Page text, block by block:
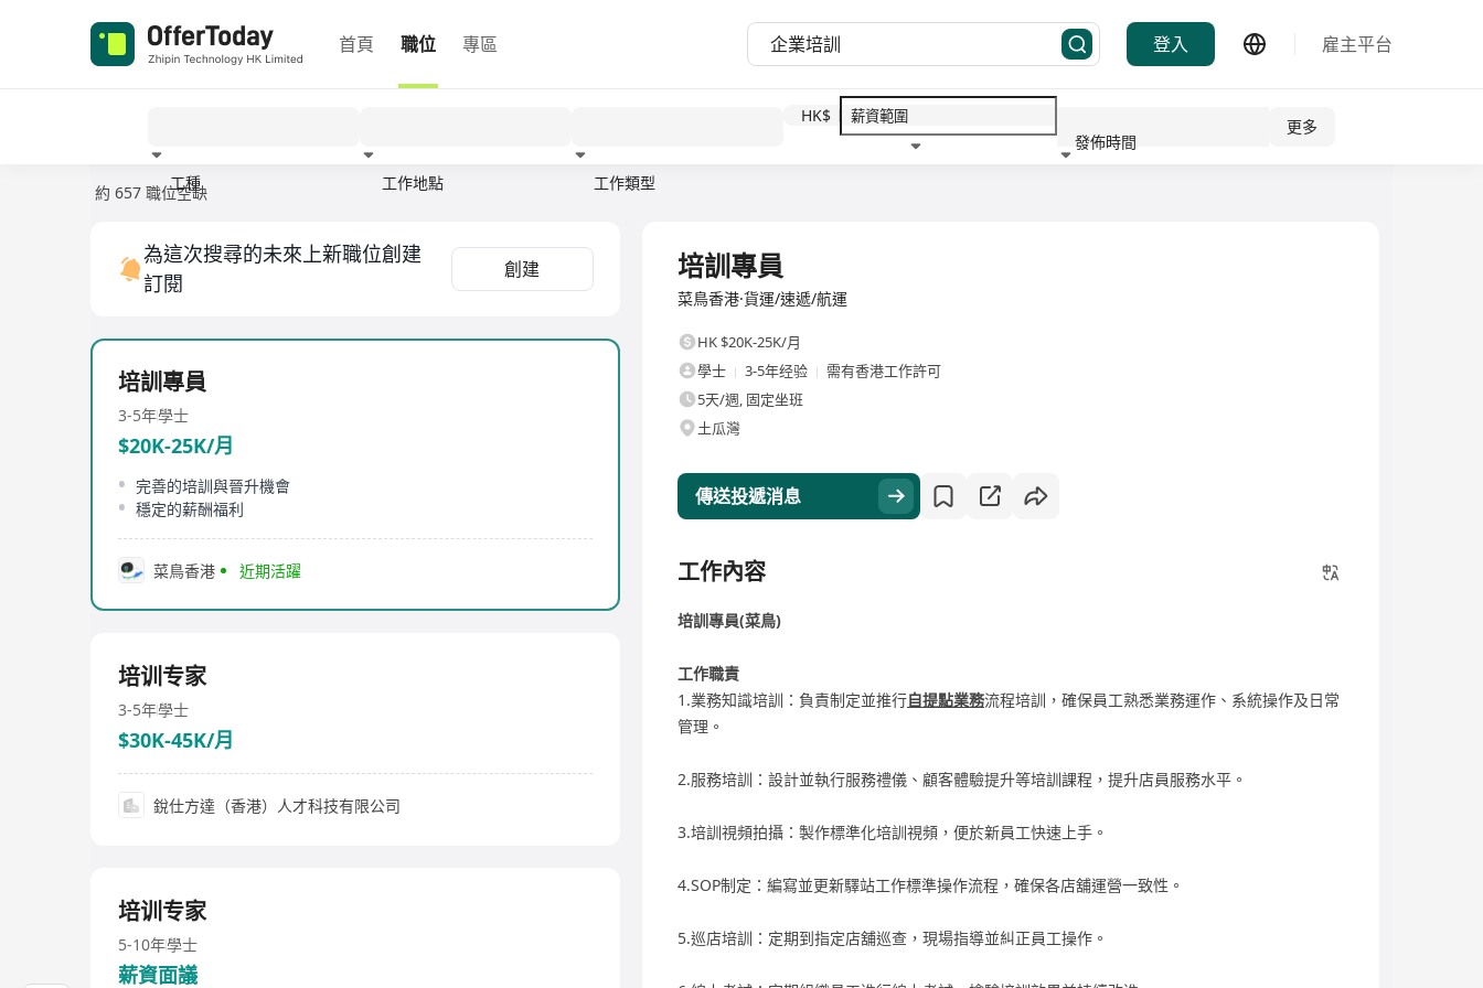
首頁 職位 專區 登入 雇主平台
工種 工作地點 工作類型
HK$
發佈時間
更多
約 657 職位空缺
為這次搜尋的未來上新職位創建
訂閱
創建
培訓專員
3-5年學士
$20K-25K/月
完善的培訓與晉升機會
穩定的薪酬福利
菜鳥香港 近期活躍
培训专家
3-5年學士
$30K-45K/月
銳仕方達（香港）人才科技有限公司
培训专家
5-10年學士
薪資面議
培訓專員
菜鳥香港·貨運/速遞/航運
HK $20K-25K/月
學士
3-5年经验
需有香港工作許可
5天/週, 固定坐班
土瓜灣
傳送投遞消息
工作內容
培訓專員(菜鳥)
工作職責
1.業務知識培訓：負責制定並推行自提點業務流程培訓，確保員工熟悉業務運作、系統操作及日常
管理。
2.服務培訓：設計並執行服務禮儀、顧客體驗提升等培訓課程，提升店員服務水平。
3.培訓視頻拍攝：製作標準化培訓視頻，便於新員工快速上手。
4.SOP制定：編寫並更新驛站工作標準操作流程，確保各店舖運營一致性。
5.巡店培訓：定期到指定店舖巡查，現場指導並糾正員工操作。